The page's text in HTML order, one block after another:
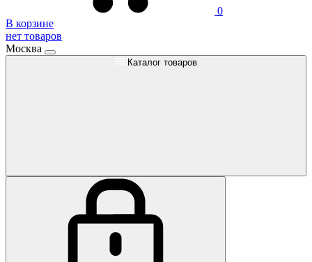
0
В корзине
нет товаров
Москва
Каталог товаров